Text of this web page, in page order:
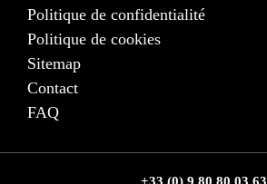
Politique de confidentialité
Politique de cookies
Sitemap
Contact
FAQ
+33 (0) 9 80 80 03 63